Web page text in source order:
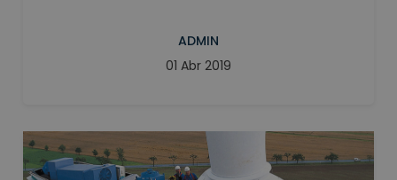
ADMIN
01 Abr 2019